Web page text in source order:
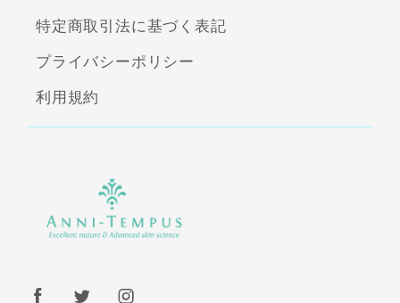
特定商取引法に基づく表記
プライバシーポリシー
利用規約